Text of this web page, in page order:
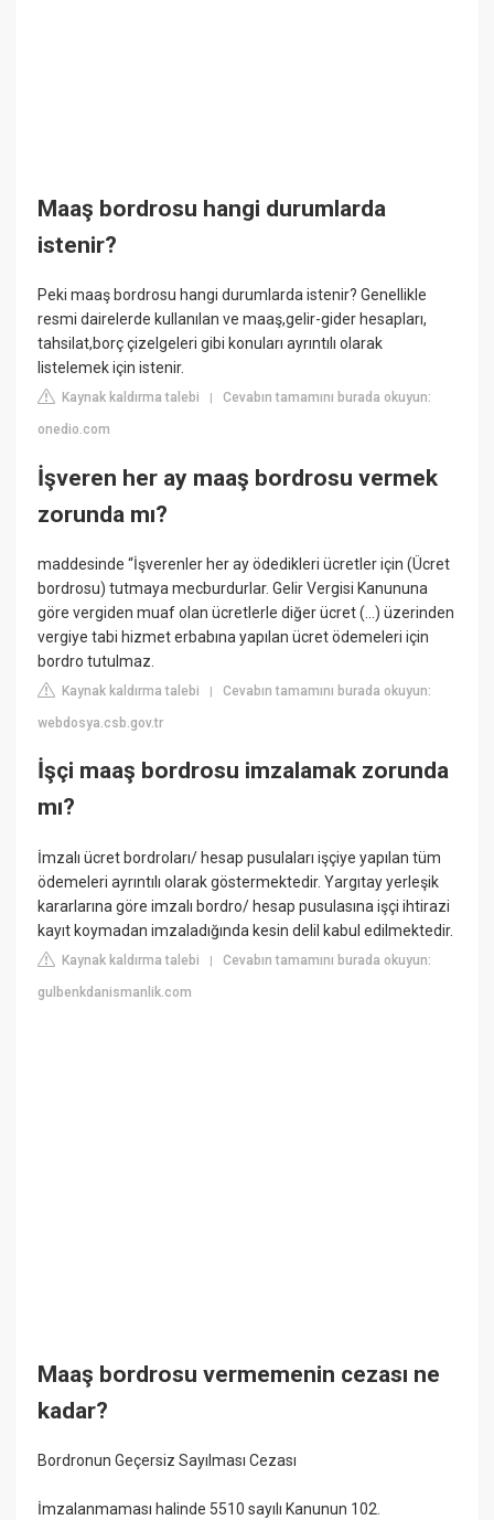
Maaş bordrosu hangi durumlarda
istenir?
Peki maaş bordrosu hangi durumlarda istenir? Genellikle
resmi dairelerde kullanılan ve maaş,gelir-gider hesapları,
tahsilat,borç çizelgeleri gibi konuları ayrıntılı olarak
listelemek için istenir.
Kaynak kaldırma talebi |Cevabın tamamını burada okuyun:
onedio.com
İşveren her ay maaş bordrosu vermek
zorunda mı?
maddesinde “İşverenler her ay ödedikleri ücretler için (Ücret
bordrosu) tutmaya mecburdurlar. Gelir Vergisi Kanununa
göre vergiden muaf olan ücretlerle diğer ücret (...) üzerinden
vergiye tabi hizmet erbabına yapılan ücret ödemeleri için
bordro tutulmaz.
Kaynak kaldırma talebi |Cevabın tamamını burada okuyun:
webdosya.csb.gov.tr
İşçi maaş bordrosu imzalamak zorunda
mı?
İmzalı ücret bordroları/ hesap pusulaları işçiye yapılan tüm
ödemeleri ayrıntılı olarak göstermektedir. Yargıtay yerleşik
kararlarına göre imzalı bordro/ hesap pusulasına işçi ihtirazi
kayıt koymadan imzaladığında kesin delil kabul edilmektedir.
Kaynak kaldırma talebi |Cevabın tamamını burada okuyun:
gulbenkdanismanlik.com
Maaş bordrosu vermemenin cezası ne
kadar?
Bordronun Geçersiz Sayılması Cezası
İmzalanmaması halinde 5510 sayılı Kanunun 102.